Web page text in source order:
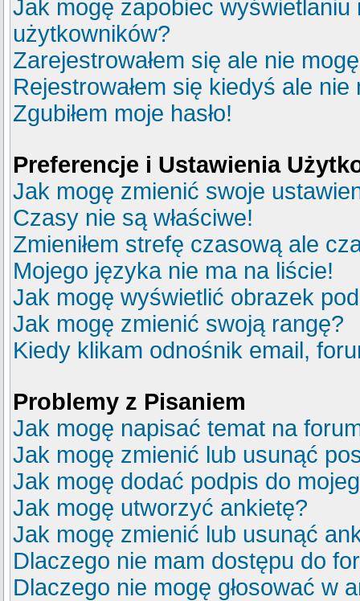
Jak mogę zapobiec
użytkowników?
Zarejestrowałem się ale nie
Rejestrowałem się kiedyś ale
Zgubiłem moje hasło!
Preferencje i Ustawienia
Jak mogę zmienić swoje
Czasy nie są właściwe!
Zmieniłem strefę czasową ale
Mojego języka nie ma na liście!
Jak mogę wyświetlić obrazek
Jak mogę zmienić swoją rangę?
Kiedy klikam odnośnik email,
Problemy z Pisaniem
Jak mogę napisać temat na
Jak mogę zmienić lub usunąć
Jak mogę dodać podpis do
Jak mogę utworzyć ankietę?
Jak mogę zmienić lub usunąć
Dlaczego nie mam dostępu do
Dlaczego nie mogę głosować w